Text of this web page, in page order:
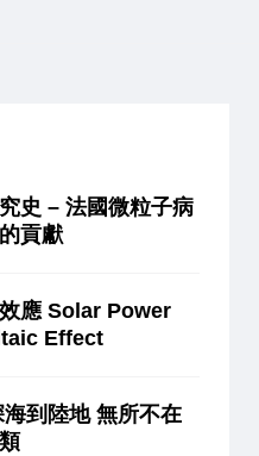
史 – 法國微粒子病
貢獻
應 Solar Power
Effect
到陸地 無所不在